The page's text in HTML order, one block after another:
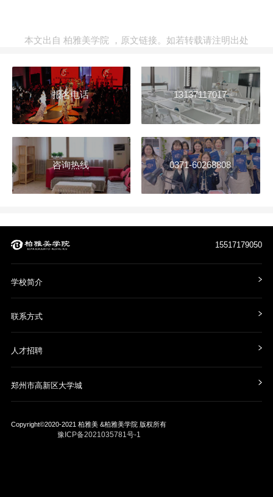
本文出自 柏雅美学院 ， 原文链接。如若转载请注明出处
报名电话 13137117017
咨询热线 0371-60268808
15517179050
学校简介
联系方式
人才招聘
郑州市高新区大学城
Copyright©2020-2021 柏雅美 &柏雅美学院 版权所有
豫ICP备2021035781号-1